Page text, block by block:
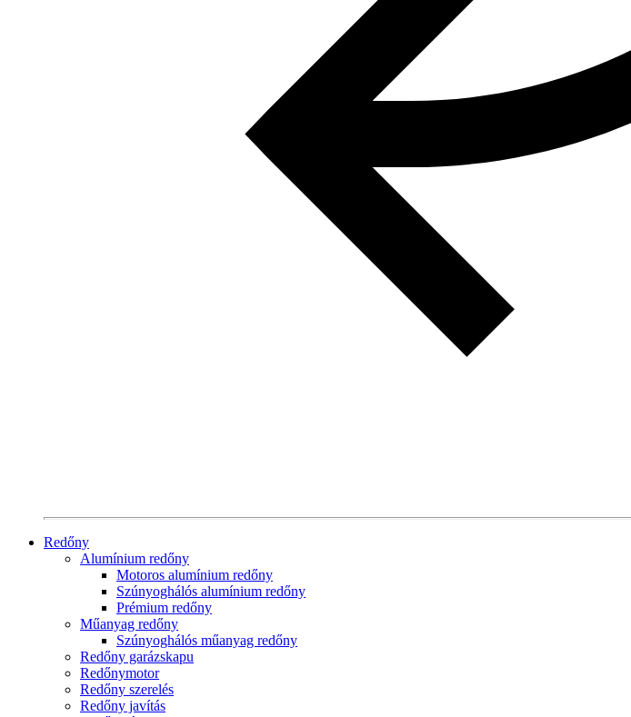
Redőny
Alumínium redőny
Motoros alumínium redőny
Szúnyoghálós alumínium redőny
Prémium redőny
Műanyag redőny
Szúnyoghálós műanyag redőny
Redőny garázskapu
Redőnymotor
Redőny szerelés
Redőny javítás